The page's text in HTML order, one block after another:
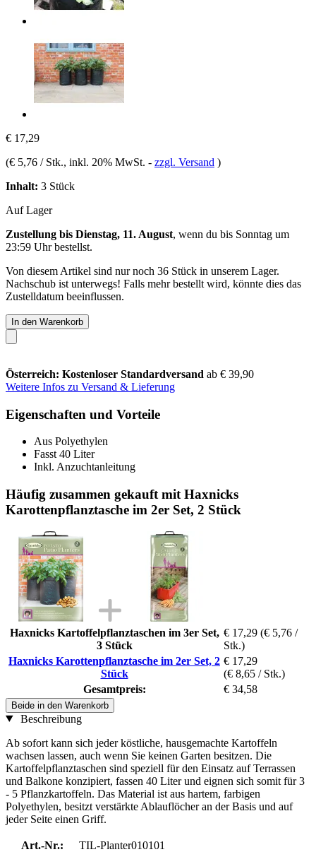
€ 17,29
(€ 5,76 / Stk., inkl. 20% MwSt. - zzgl. Versand )
Inhalt: 3 Stück
Auf Lager
Zustellung bis Dienstag, 11. August, wenn du bis Sonntag um
23:59 Uhrbestellst.
Von diesem Artikel sind nur noch 36 Stück in unserem Lager.
Nachschub ist unterwegs! Falls mehr bestellt wird, könnte dies das
Zustelldatum beeinflussen.
In den Warenkorb
Österreich: Kostenloser Standardversand ab € 39,90
Weitere Infos zu Versand & Lieferung
Eigenschaften und Vorteile
Aus Polyethylen
Fasst 40 Liter
Inkl. Anzuchtanleitung
Häufig zusammen gekauft mit Haxnicks
Karottenpflanztasche im 2er Set, 2 Stück
Haxnicks Kartoffelpflanztaschen im 3er Set,
3 Stück
€ 17,29 (€ 5,76 /
Stk.)
Haxnicks Karottenpflanztasche im 2er Set, 2
Stück
€ 17,29
(€ 8,65 / Stk.)
Gesamtpreis:
€ 34,58
Beide in den Warenkorb
Beschreibung
Ab sofort kann sich jeder köstliche, hausgemachte Kartoffeln
wachsen lassen, auch wenn Sie keinen Garten besitzen. Die
Kartoffelpflanztaschen sind speziell für den Einsatz auf Terrassen
und Balkone konzipiert, fassen 40 Liter und eignen sich somit für 3
- 5 Pflanzkartoffeln. Das Material ist aus hartem, farbigen
Polyethylen, besitzt verstärkte Ablauflöcher an der Basis und auf
jeder Seite einen Griff.
Art.-Nr.:
TIL-Planter010101